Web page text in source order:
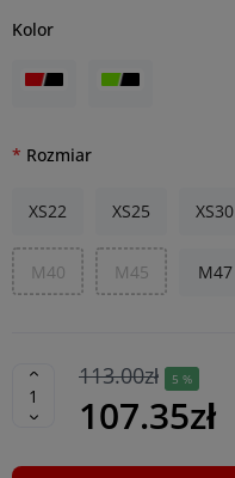
Kolor
Rozmiar
XS22 XS25 XS30
M40 M45 M47
113.00zł 5 %
107.35zł